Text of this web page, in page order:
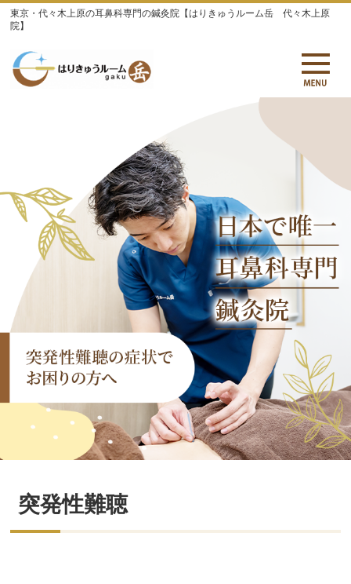
東京・代々木上原の耳鼻科専門の鍼灸院【はりきゅうルーム岳 代々木上原
院】
突発性難聴